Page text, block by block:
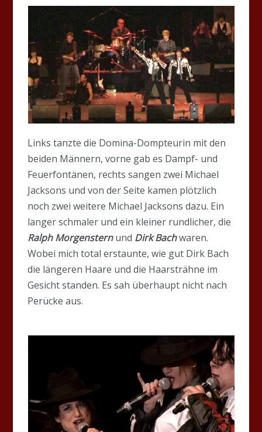
Links tanzte die Domina-Dompteurin mit den
beiden Männern, vorne gab es Dampf- und
Feuerfontänen, rechts sangen zwei Michael
Jacksons und von der Seite kamen plötzlich
noch zwei weitere Michael Jacksons dazu. Ein
langer schmaler und ein kleiner rundlicher, die
Ralph Morgensternund Dirk Bachwaren.
Wobei mich total erstaunte, wie gut Dirk Bach
die längeren Haare und die Haarsträhne im
Gesicht standen. Es sah überhaupt nicht nach
Perücke aus.